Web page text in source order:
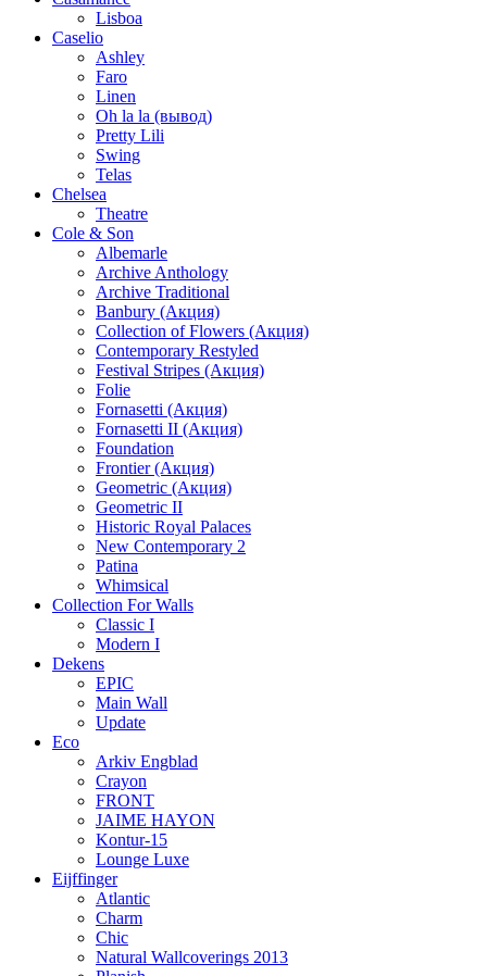
Lisboa
Caselio
Ashley
Faro
Linen
Oh la la (вывод)
Pretty Lili
Swing
Telas
Chelsea
Theatre
Cole & Son
Albemarle
Archive Anthology
Archive Traditional
Banbury (Акция)
Collection of Flowers (Акция)
Contemporary Restyled
Festival Stripes (Акция)
Folie
Fornasetti (Акция)
Fornasetti II (Акция)
Foundation
Frontier (Акция)
Geometric (Акция)
Geometric II
Historic Royal Palaces
New Contemporary 2
Patina
Whimsical
Collection For Walls
Classic I
Modern I
Dekens
EPIC
Main Wall
Update
Eco
Arkiv Engblad
Crayon
FRONT
JAIME HAYON
Kontur-15
Lounge Luxe
Eijffinger
Atlantic
Charm
Chic
Natural Wallcoverings 2013